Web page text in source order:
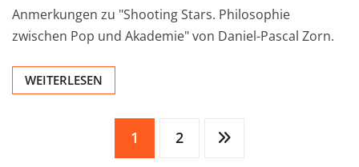
Anmerkungen zu "Shooting Stars. Philosophie
zwischen Pop und Akademie" von Daniel-Pascal Zorn.
WEITERLESEN
Seitennummerierung
1 2